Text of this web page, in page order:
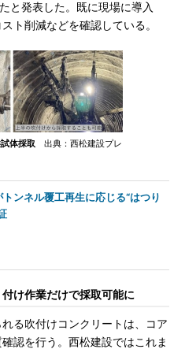
と発表した。既に現場に導入
ト削減などを確認している。
体採取 出典：西松建設プレ
ンネル覆工再生に応じる“はつり
け作業だけで採取可能に
る吹付けコンクリートは、コア
認を行う。西松建設ではこれま